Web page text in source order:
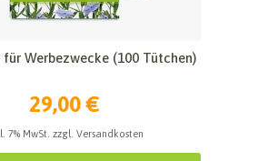
für Werbezwecke (100 Tütchen)
29,00 €
7% MwSt. zzgl. Versandkosten